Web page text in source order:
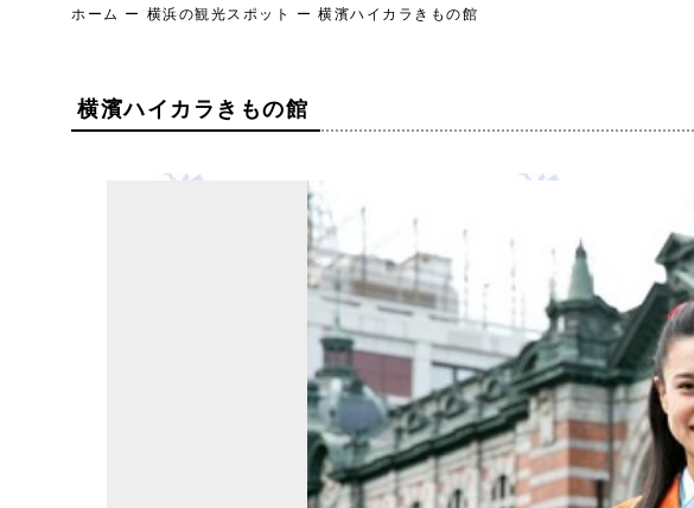
ホーム 横浜の観光スポット 横濱ハイカラきもの館
横濱ハイカラきもの館